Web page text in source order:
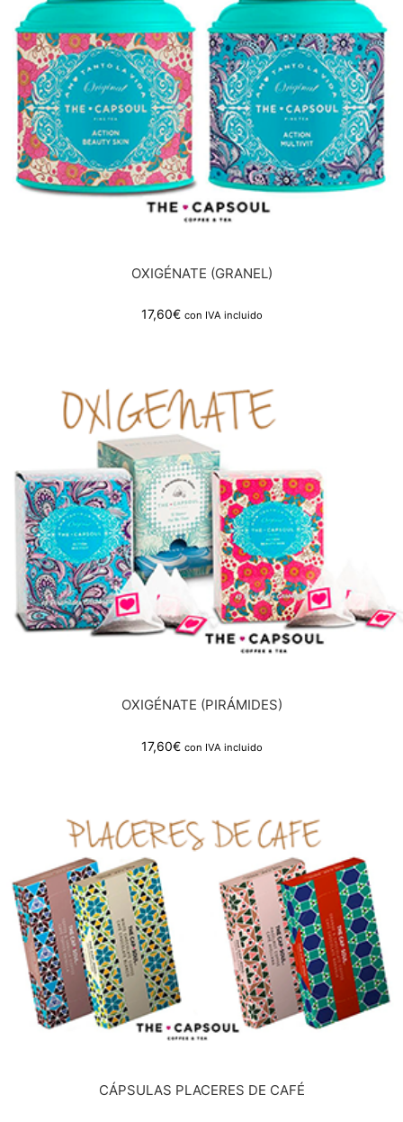
OXIGÉNATE (GRANEL)
17,60€ con IVA incluido
OXIGÉNATE (PIRÁMIDES)
17,60€ con IVA incluido
CÁPSULAS PLACERES DE CAFÉ